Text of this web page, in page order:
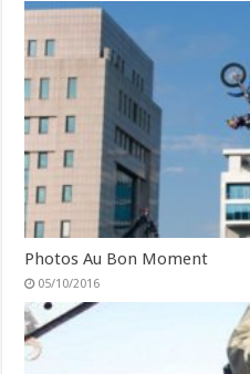
Photos Au Bon Moment
05/10/2016